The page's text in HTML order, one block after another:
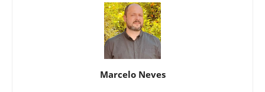
Marcelo Neves